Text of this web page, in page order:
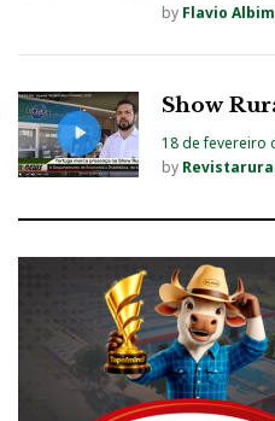
by Flavio Albim
Show
18 de fevereiro
by